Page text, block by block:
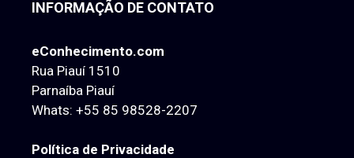
INFORMAÇÃO DE CONTATO
eConhecimento.com
Rua Piauí 1510
Parnaíba Piauí
Whats: +55 85 98528-2207
Política de Privacidade